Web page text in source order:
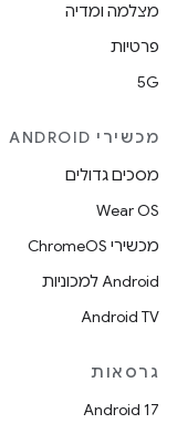
מצלמה ומדיה
פרטיות
5G
מכשירי ANDROID
מסכים גדולים
Wear OS
מכשירי ChromeOS
Android למכוניות
Android TV
גרסאות
Android 17